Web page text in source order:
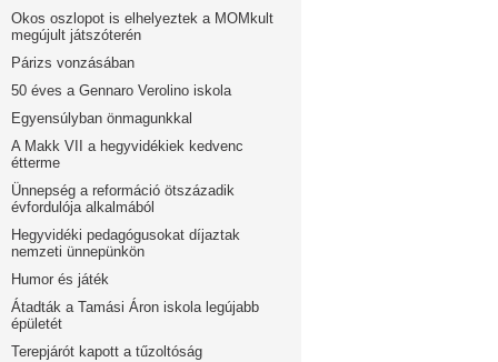
Okos oszlopot is elhelyeztek a MOMkult
megújult játszóterén
Párizs vonzásában
50 éves a Gennaro Verolino iskola
Egyensúlyban önmagunkkal
A Makk VII a hegyvidékiek kedvenc
étterme
Ünnepség a reformáció ötszázadik
évfordulója alkalmából
Hegyvidéki pedagógusokat díjaztak
nemzeti ünnepünkön
Humor és játék
Átadták a Tamási Áron iskola legújabb
épületét
Terepjárót kapott a tűzoltóság